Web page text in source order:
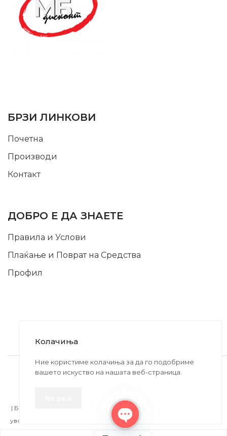
БРЗИ ЛИНКОВИ
Почетна
Производи
Контакт
ДОБРО Е ДА ЗНАЕТЕ
Правила и Услови
Плаќање и Поврат на Средства
Профил
2020-2024 © MB DISKONT. Изработено од
БРАМИТ ДООЕЛ
| БРАЌА МИНКОВИ 57, 2400 СТРУМИЦА | ДПТУ
увоз-извоз Струмица Д.Б.: MK4027005146330 | ЕМБС: 6030530 |
Колачиња
Ние користиме колачиња за да го подобриме
вашето искуство на нашата веб-страница.
Open